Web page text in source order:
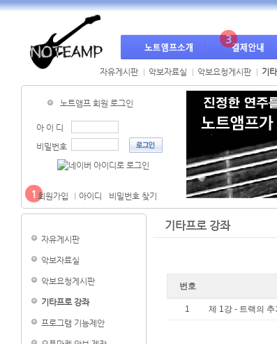
3
자유게시판 악보자료실 악보요청게시판 기
노트앰프 회원 로그인
아 이 디
비밀번호
1 회원가입 아이디 비밀번호 찾기
자유게시판
악보자료실
악보요청게시판
기타프로 강좌
프로그램 기능제안
기타프로 강좌
번호
1 제 1강 - 트랙의 추